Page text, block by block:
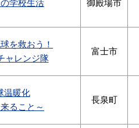
学校生活 御殿場市
を救おう！
ャレンジ隊
富士市
温暖化
ること～
長泉町